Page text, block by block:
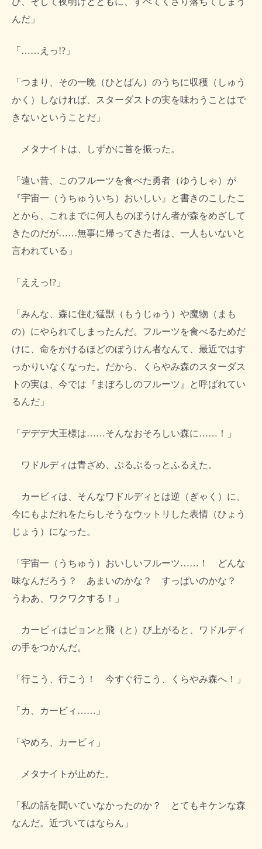
んだ」
「……えっ!?」
「つまり、その一晩（ひとばん）のうちに収穫（しゅう
かく）しなければ、スターダストの実を味わうことはで
きないということだ」
メタナイトは、しずかに首を振った。
「遠い昔、このフルーツを食べた勇者（ゆうしゃ）が
『宇宙一（うちゅういち）おいしい』と書きのこしたこ
とから、これまでに何人ものぼうけん者が森をめざして
きたのだが……無事に帰ってきた者は、一人もいないと
言われている」
「ええっ!?」
「みんな、森に住む猛獣（もうじゅう）や魔物（まも
の）にやられてしまったんだ。フルーツを食べるためだ
けに、命をかけるほどのぼうけん者なんて、最近ではす
っかりいなくなった。だから、くらやみ森のスターダス
トの実は、今では『まぼろしのフルーツ』と呼ばれてい
るんだ」
「デデデ大王様は……そんなおそろしい森に……！」
ワドルディは青ざめ、ぶるぶるっとふるえた。
カービィは、そんなワドルディとは逆（ぎゃく）に、
今にもよだれをたらしそうなウットリした表情（ひょう
じょう）になった。
「宇宙一（うちゅう）おいしいフルーツ……！ どんな
味なんだろう？ あまいのかな？ すっぱいのかな？
うわあ、ワクワクする！」
カービィはピョンと飛（と）び上がると、ワドルディ
の手をつかんだ。
「行こう、行こう！ 今すぐ行こう、くらやみ森へ！」
「カ、カービィ……」
「やめろ、カービィ」
メタナイトが止めた。
「私の話を聞いていなかったのか？ とてもキケンな森
なんだ。近づいてはならん」